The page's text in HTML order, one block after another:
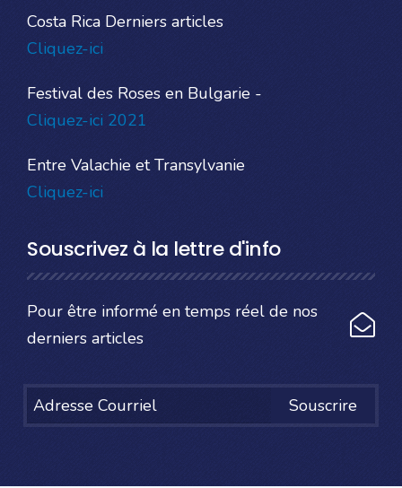
Costa Rica Derniers articles
Cliquez-ici
Festival des Roses en Bulgarie -
Cliquez-ici 2021
Entre Valachie et Transylvanie
Cliquez-ici
Souscrivez à la lettre d'info
Pour être informé en temps réel de nos
derniers articles
Souscrire